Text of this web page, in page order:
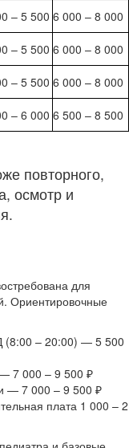
– 5 500 6 000 – 8 000
– 5 500 6 000 – 8 000
– 5 500 6 000 – 8 000
– 6 000 6 500 – 8 500
повторного,
осмотр и
для
Ориентировочные
(8:00 – 20:00) — 5 500
7 000 – 9 500 ₽
— 7 000 – 9 500 ₽
плата 1 000 – 2